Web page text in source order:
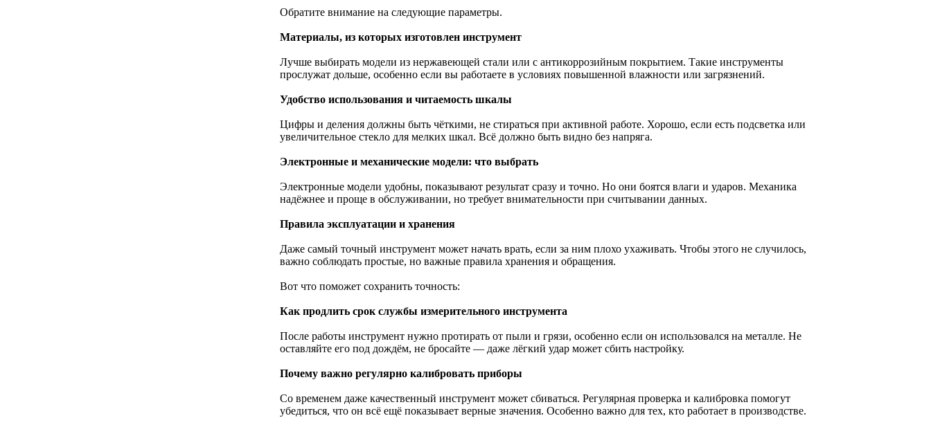
Обратите внимание на следующие параметры.
Материалы, из которых изготовлен инструмент
Лучше выбирать модели из нержавеющей стали или с антикоррозийным покрытием. Такие инструменты
прослужат дольше, особенно если вы работаете в условиях повышенной влажности или загрязнений.
Удобство использования и читаемость шкалы
Цифры и деления должны быть чёткими, не стираться при активной работе. Хорошо, если есть подсветка или
увеличительное стекло для мелких шкал. Всё должно быть видно без напряга.
Электронные и механические модели: что выбрать
Электронные модели удобны, показывают результат сразу и точно. Но они боятся влаги и ударов. Механика
надёжнее и проще в обслуживании, но требует внимательности при считывании данных.
Правила эксплуатации и хранения
Даже самый точный инструмент может начать врать, если за ним плохо ухаживать. Чтобы этого не случилось,
важно соблюдать простые, но важные правила хранения и обращения.
Вот что поможет сохранить точность:
Как продлить срок службы измерительного инструмента
После работы инструмент нужно протирать от пыли и грязи, особенно если он использовался на металле. Не
оставляйте его под дождём, не бросайте — даже лёгкий удар может сбить настройку.
Почему важно регулярно калибровать приборы
Со временем даже качественный инструмент может сбиваться. Регулярная проверка и калибровка помогут
убедиться, что он всё ещё показывает верные значения. Особенно важно для тех, кто работает в производстве.